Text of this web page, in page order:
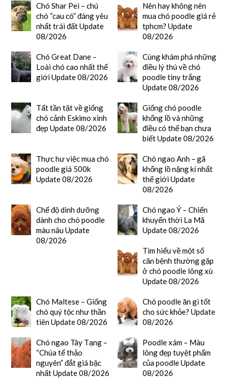
Chó Shar Pei – chú
chó “cau có” đáng yêu
nhất trái đất Update
08/2026
Nên hay không nên
mua chó poodle giá rẻ
tphcm? Update
08/2026
Chó Great Dane –
Loài chó cao nhất thế
giới Update 08/2026
Cùng khám phá những
điều lý thú về chó
poodle tiny trắng
Update 08/2026
Tất tần tật về giống
chó cảnh Eskimo xinh
đẹp Update 08/2026
Giống chó poodle
khổng lồ và những
điều có thể bạn chưa
biết Update 08/2026
Thực hư việc mua chó
poodle giá 500k
Update 08/2026
Chó ngao Anh – gã
khổng lồ nặng kí nhất
thế giới Update
08/2026
Chế độ dinh dưỡng
dành cho chó poodle
màu nâu Update
08/2026
Chó ngao Ý – Chiến
khuyển thời La Mã
Update 08/2026
Tìm hiểu về một số
căn bệnh thường gặp
ở chó poodle lông xù
Update 08/2026
Chó Maltese – Giống
chó quý tộc như thần
tiên Update 08/2026
Chó poodle ăn gì tốt
cho sức khỏe? Update
08/2026
Chó ngao Tây Tạng –
“Chúa tể thảo
nguyên” đắt giá bậc
nhất Update 08/2026
Poodle xám – Màu
lông đẹp tuyệt phẩm
của poodle Update
08/2026